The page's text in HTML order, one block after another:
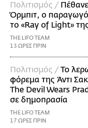
Πολιτισμός /
Όρμπιτ, ο
το «Ray of Light»
THE LIFO TEAM
13 ΩΡΕΣ ΠΡΙΝ
Πολιτισμός / Το
φόρεμα της Άντι
The Devil Wears
σε δημοπρασία
THE LIFO TEAM
17 ΩΡΕΣ ΠΡΙΝ